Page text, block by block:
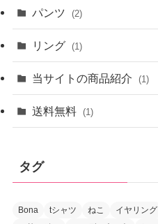
パンツ (2)
リング (1)
当サイトの商品紹介 (1)
送料無料 (1)
タグ
Bona tシャツ ねこ イヤリング